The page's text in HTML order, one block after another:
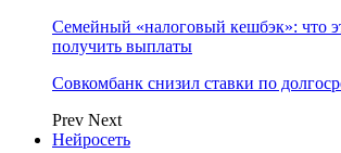
Семейный «налоговый кешбэк»: что
получить выплаты
Совкомбанк снизил ставки по
Prev Next
Нейросеть